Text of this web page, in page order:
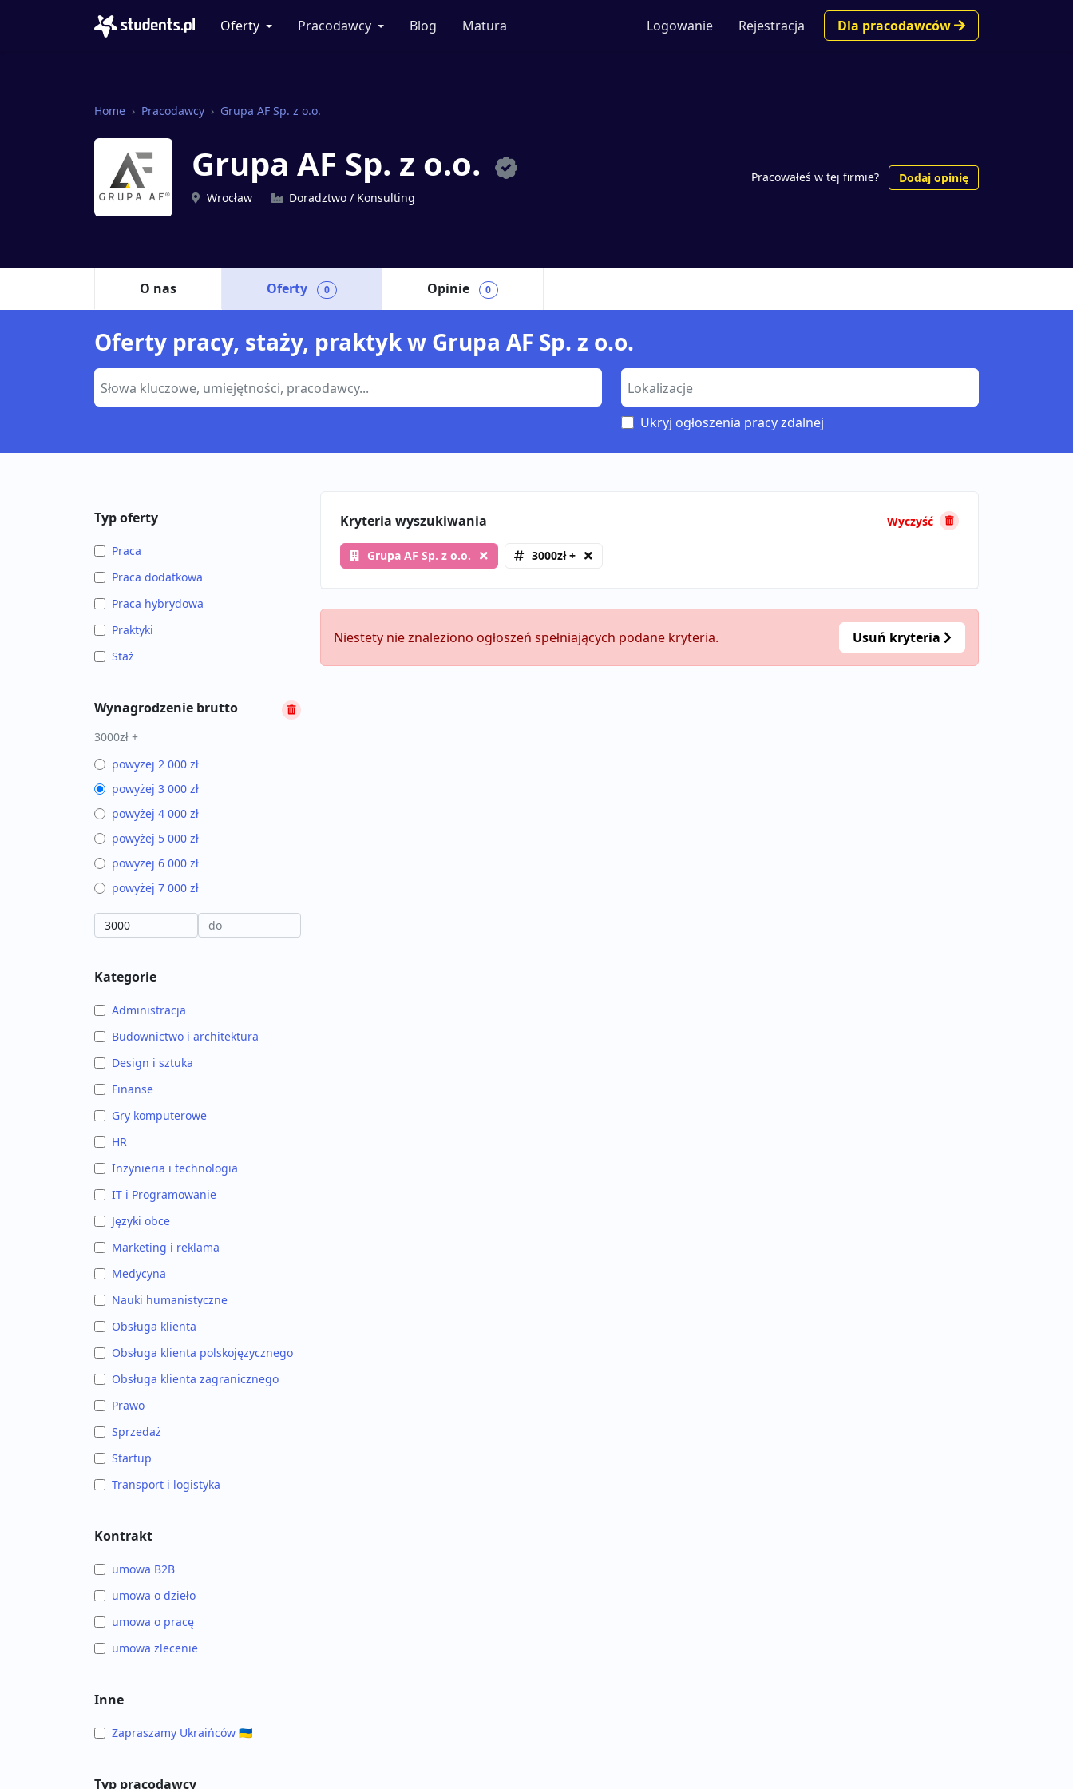
Oferty Pracodawcy Blog Matura Logowanie Rejestracja Dla pracodawców
Home Pracodawcy Grupa AF Sp. z o.o.
Grupa AF Sp. z o.o.
Wrocław Doradztwo / Konsulting
Pracowałeś w tej firmie? Dodaj opinię
O nas Oferty 0 Opinie 0
Oferty pracy, staży, praktyk w Grupa AF Sp. z o.o.
Ukryj ogłoszenia pracy zdalnej
Typ oferty
Praca
Praca dodatkowa
Praca hybrydowa
Praktyki
Staż
Wynagrodzenie brutto
3000zł +
powyżej 2 000 zł
powyżej 3 000 zł
powyżej 4 000 zł
powyżej 5 000 zł
powyżej 6 000 zł
powyżej 7 000 zł
Kategorie
Administracja
Budownictwo i architektura
Design i sztuka
Finanse
Gry komputerowe
HR
Inżynieria i technologia
IT i Programowanie
Języki obce
Marketing i reklama
Medycyna
Nauki humanistyczne
Obsługa klienta
Obsługa klienta polskojęzycznego
Obsługa klienta zagranicznego
Prawo
Sprzedaż
Startup
Transport i logistyka
Kontrakt
umowa B2B
umowa o dzieło
umowa o pracę
umowa zlecenie
Inne
Zapraszamy Ukraińców 🇺🇦
Typ pracodawcy
Kryteria wyszukiwania Wyczyść
Grupa AF Sp. z o.o. 3000zł +
Niestety nie znaleziono ogłoszeń spełniających podane kryteria. Usuń kryteria